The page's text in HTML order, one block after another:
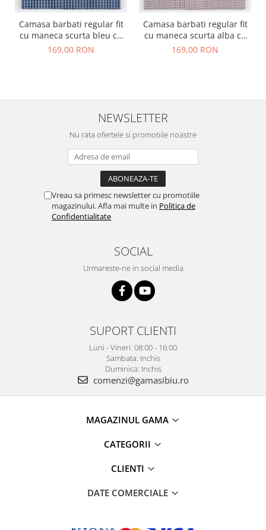
Camasa barbati regular fit
cu maneca scurta bleu cu
carouri bleumarin 2XL
169,00 RON
Camasa barbati regular fit
cu maneca scurta alba cu
caro rosu si negru - 2XL
169,00 RON
NEWSLETTER
Nu rata ofertele si promotiile noastre
Vreau sa primesc newsletter cu promotiile
magazinului. Afla mai multe in Politica de
Confidentialitate
SOCIAL
Urmareste-ne in social media
SUPORT CLIENTI
Luni - Vineri: 08:00 - 16:00
Sambata: Inchis
Duminica: Inchis
comenzi@gamasibiu.ro
MAGAZINUL GAMA
CATEGORII
CLIENTI
DATE COMERCIALE